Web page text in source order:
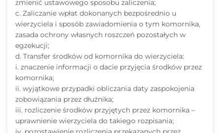
zmienić ustawowego sposobu zaliczenia;
c. Zaliczanie wpłat dokonanych bezpośrednio u
wierzyciela i sposób zawiadomienia o tym komornika,
zasada ochrony własnych roszczeń pozostałych w
egzekucji;
d. Transfer środków od komornika do wierzyciela:
i. znaczenie informacji o dacie przyjęcia środków przez
komornika;
ii. wyjątkowe przypadki obliczania daty zaspokojenia
zobowiązania przez dłużnika;
iii. rozliczenie środków przyjętych przez komornika –
uprawnienie wierzyciela do takiego rozpisania;